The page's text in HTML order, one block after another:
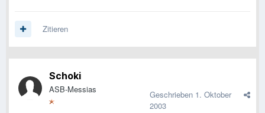
Zitieren
Schoki
ASB-Messias Geschrieben 1. Oktober
2003